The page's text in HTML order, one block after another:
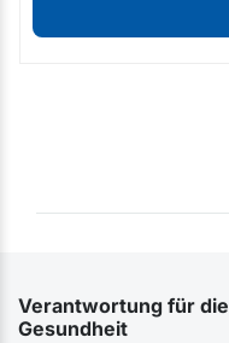
Verantwortung für die
Gesundheit